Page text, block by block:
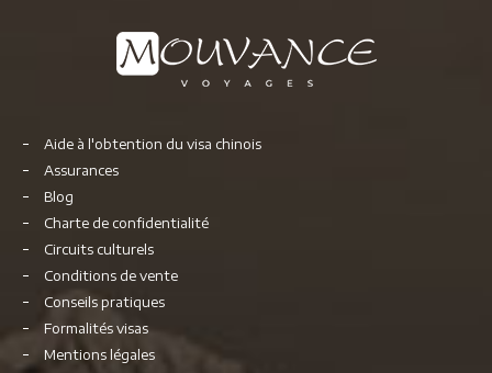
Aide à l'obtention du visa chinois
Assurances
Blog
Charte de confidentialité
Circuits culturels
Conditions de vente
Conseils pratiques
Formalités visas
Mentions légales